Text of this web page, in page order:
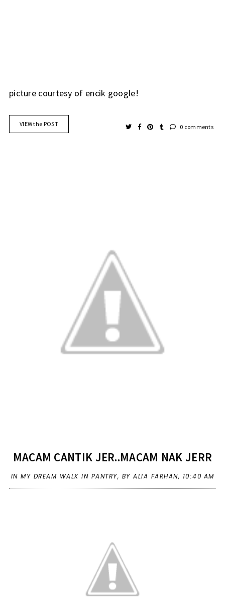
picture courtesy of encik google!
VIEW the POST 0 comments
MACAM CANTIK JER..MACAM NAK JERR
IN MY DREAM WALK IN PANTRY, BY ALIA FARHAN, 10:40 AM